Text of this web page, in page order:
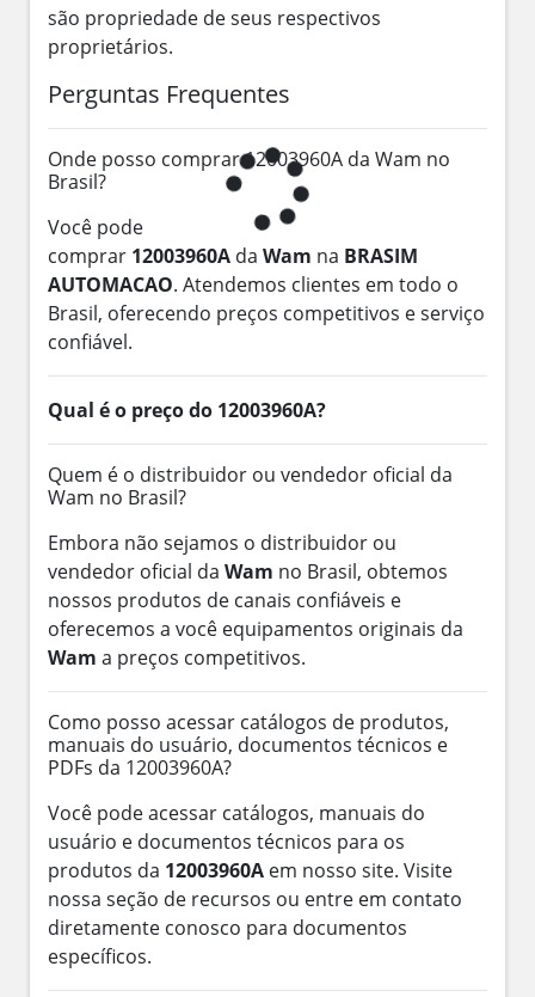
são propriedade de seus respectivos
proprietários.
Perguntas Frequentes
Onde posso comprar 12003960A da Wam no
Brasil?
Você pode
comprar 12003960A da Wam na BRASIM
AUTOMACAO. Atendemos clientes em todo o
Brasil, oferecendo preços competitivos e serviço
confiável.
Qual é o preço do 12003960A?
Quem é o distribuidor ou vendedor oficial da
Wam no Brasil?
Embora não sejamos o distribuidor ou
vendedor oficial da Wam no Brasil, obtemos
nossos produtos de canais confiáveis e
oferecemos a você equipamentos originais da
Wam a preços competitivos.
Como posso acessar catálogos de produtos,
manuais do usuário, documentos técnicos e
PDFs da 12003960A?
Você pode acessar catálogos, manuais do
usuário e documentos técnicos para os
produtos da 12003960A em nosso site. Visite
nossa seção de recursos ou entre em contato
diretamente conosco para documentos
específicos.